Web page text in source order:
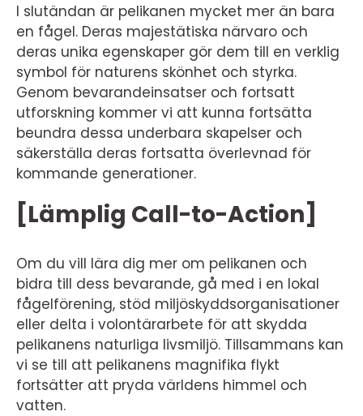
I slutändan är pelikanen mycket mer än bara
en fågel. Deras majestätiska närvaro och
deras unika egenskaper gör dem till en verklig
symbol för naturens skönhet och styrka.
Genom bevarandeinsatser och fortsatt
utforskning kommer vi att kunna fortsätta
beundra dessa underbara skapelser och
säkerställa deras fortsatta överlevnad för
kommande generationer.
[Lämplig Call-to-Action]
Om du vill lära dig mer om pelikanen och
bidra till dess bevarande, gå med i en lokal
fågelförening, stöd miljöskyddsorganisationer
eller delta i volontärarbete för att skydda
pelikanens naturliga livsmiljö. Tillsammans kan
vi se till att pelikanens magnifika flykt
fortsätter att pryda världens himmel och
vatten.